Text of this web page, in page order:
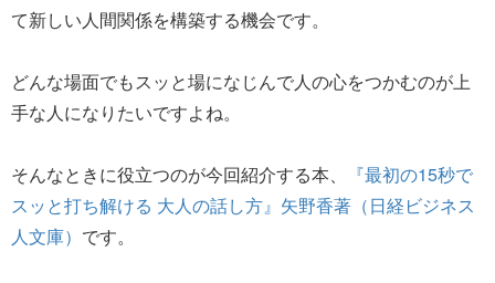
て新しい人間関係を構築する機会です。
どんな場面でもスッと場になじんで人の心をつかむのが上
手な人になりたいですよね。
そんなときに役立つのが今回紹介する本、
『最初の15秒で
スッと打ち解ける 大人の話し方』矢野香著（日経ビジネス
人文庫） です。